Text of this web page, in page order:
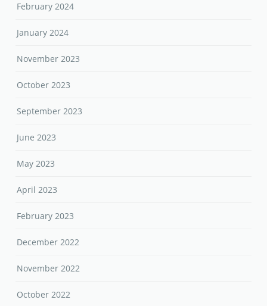
February 2024
January 2024
November 2023
October 2023
September 2023
June 2023
May 2023
April 2023
February 2023
December 2022
November 2022
October 2022